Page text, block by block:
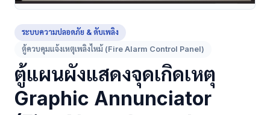
ระบบความปลอดภัย & ดับเพลิง
ตู้ควบคุมแจ้งเหตุเพลิงไหม้ (Fire Alarm Control Panel)
ตู้แผนผังแสดงจุดเกิดเหตุ
Graphic Annunciator